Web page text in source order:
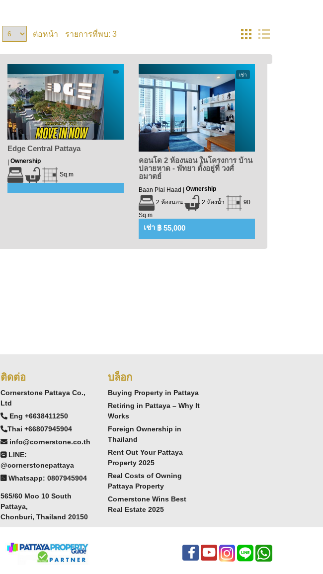
ต่อหน้า รายการที่พบ: 3
Edge Central Pattaya
| Ownership
Sq.m
เช่า
คอนโด 2 ห้องนอน ในโครงการ บ้าน
ปลายหาด - พัทยา ตั้งอยู่ที่ วงศ์
อมาตย์
Baan Plai Haad | Ownership
2 ห้องนอน
2 ห้องน้ำ
90
Sq.m
เช่า฿ 55,000
ติดต่อ
Cornerstone Pattaya Co.,
Ltd
Eng +6638411250
Thai +66807945904
info@cornerstone.co.th
LINE:
@cornerstonepattaya
Whatsapp: 0807945904
565/60 Moo 10 South
Pattaya,
Chonburi, Thailand 20150
บล็อก
Buying Property in Pattaya
Retiring in Pattaya – Why It
Works
Foreign Ownership in
Thailand
Rent Out Your Pattaya
Property 2025
Real Costs of Owning
Pattaya Property
Cornerstone Wins Best
Real Estate 2025